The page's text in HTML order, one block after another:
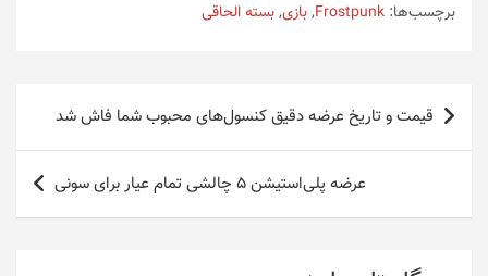
برچسب‌ها: Frostpunk
,بازی,بسته الحاقی
راهبری
نوشتهقیمت و تاریخ‌ عرضه‌ دقیق کنسول‌های محبوب شما فاش شد
عرضه‌ پلی‌استیشن ۵ چالشی تمام عیار برای سونی